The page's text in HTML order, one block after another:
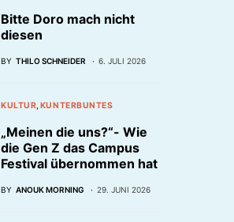
Bitte Doro mach nicht
diesen
BY THILO SCHNEIDER 6. JULI 2026
KULTUR KUNTERBUNTES
„Meinen die uns?“- Wie
die Gen Z das Campus
Festival übernommen hat
BY ANOUK MORNING 29. JUNI 2026